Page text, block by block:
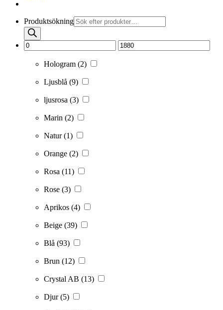
Produktsökning
Hologram (2)
Ljusblå (9)
ljusrosa (3)
Marin (2)
Natur(1)
Orange (2)
Rosa (11)
Rose (3)
Aprikos (4)
Beige (39)
Blå (93)
Brun (12)
Crystal AB (13)
Djur(5)